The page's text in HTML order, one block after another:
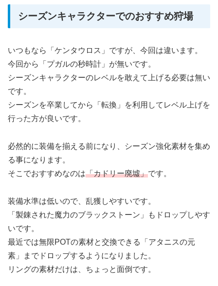
シーズンキャラクターでのおすすめ狩場
いつもなら「ケンタウロス」ですが、今回は違います。
今回から「プガルの秒時計」が無いです。
シーズンキャラクターのレベルを敢えて上げる必要は無い
です。
シーズンを卒業してから「転換」を利用してレベル上げを
行った方が良いです。
必然的に装備を揃える前になり、シーズン強化素材を集め
る事になります。
そこでおすすめなのは「カドリー廃墟」です。
装備水準は低いので、乱獲しやすいです。
「製錬された魔力のブラックストーン」もドロップしやす
いです。
最近では無限POTの素材と交換できる「アタニスの元
素」までドロップするようになりました。
リングの素材だけは、ちょっと面倒です。